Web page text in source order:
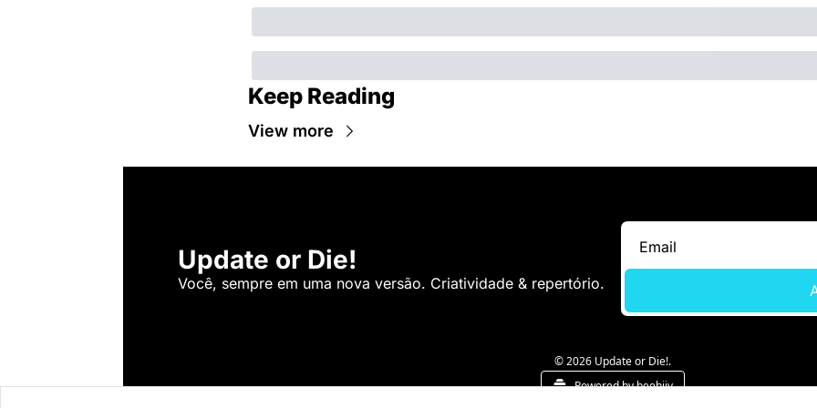
Keep Reading
View more
Update or Die!
Você, sempre em uma nova versão. Criatividade & repertório.
© 2026 Update or Die!.
Powered by beehiiv